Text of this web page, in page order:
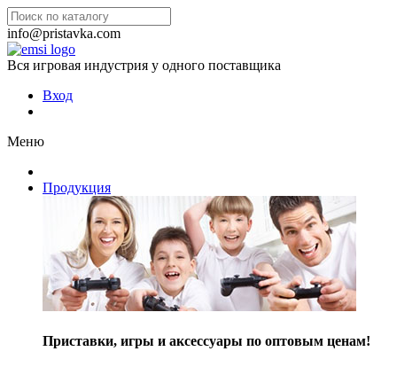
info@pristavka.com
Вся игровая индустрия у одного поставщика
Вход
Меню
Продукция
Приставки, игры и аксессуары по оптовым ценам!